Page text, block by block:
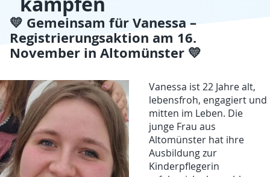
💛 Gemeinsam für Vanessa –
Registrierungsaktion am 16.
November in Altomünster 💛
Vanessa ist 22 Jahre alt,
lebensfroh, engagiert und
mitten im Leben. Die
junge Frau aus
Altomünster hat ihre
Ausbildung zur
Kinderpflegerin